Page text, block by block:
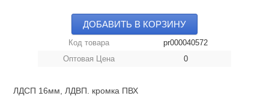
ДОБАВИТЬ В КОРЗИНУ
Код товара
pr000040572
Оптовая Цена
0
ЛДСП 16мм, ЛДВП. кромка ПВХ